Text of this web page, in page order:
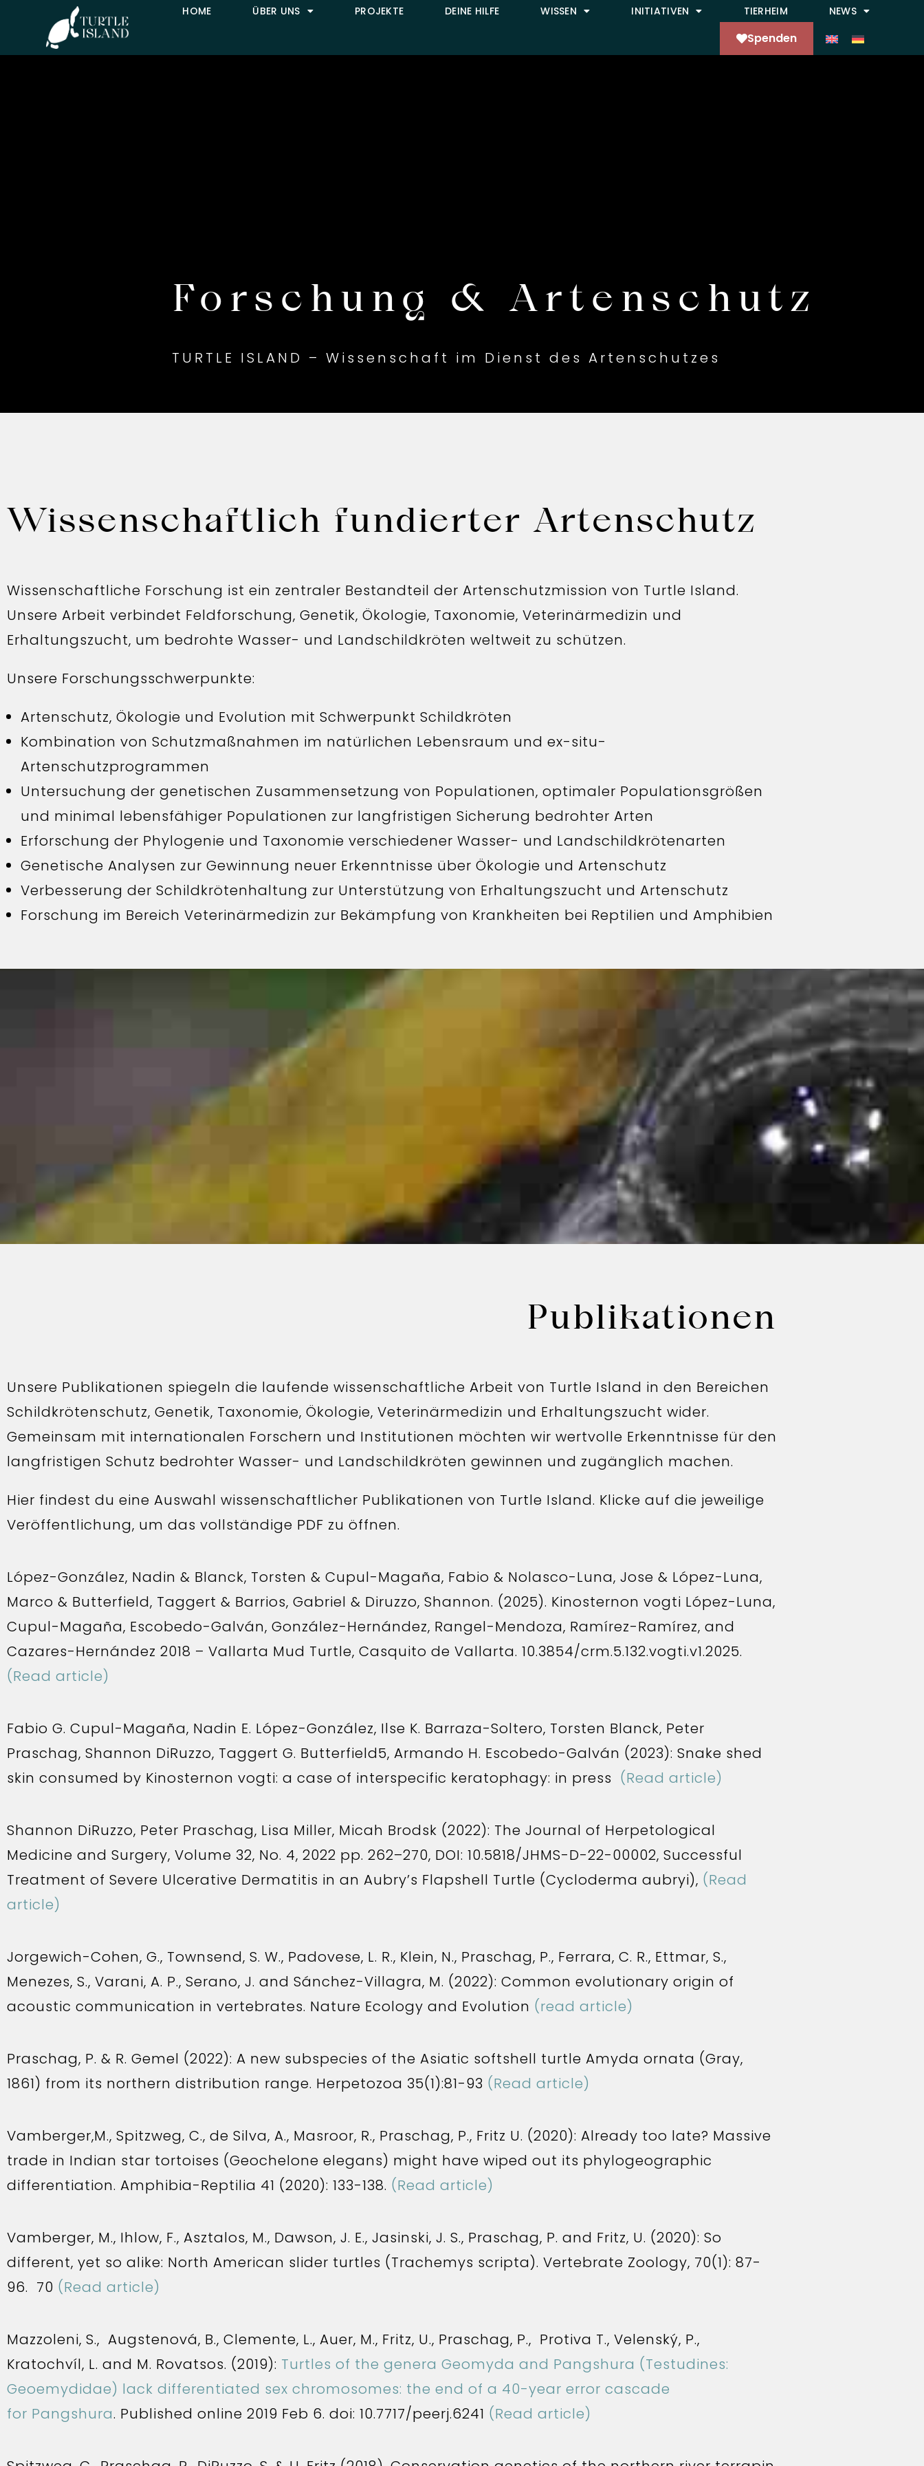
HOME ÜBER UNS PROJEKTE DEINE HILFE WISSEN INITIATIVEN TIERHEIM NEWS
Spenden
Forschung & Artenschutz
TURTLE ISLAND – Wissenschaft im Dienst des Artenschutzes
Wissenschaftlich fundierter Artenschutz
Wissenschaftliche Forschung ist ein zentraler Bestandteil der Artenschutzmission von Turtle Island.
Unsere Arbeit verbindet Feldforschung, Genetik, Ökologie, Taxonomie, Veterinärmedizin und
Erhaltungszucht, um bedrohte Wasser- und Landschildkröten weltweit zu schützen.
Unsere Forschungsschwerpunkte:
Artenschutz, Ökologie und Evolution mit Schwerpunkt Schildkröten
Kombination von Schutzmaßnahmen im natürlichen Lebensraum und ex-situ-
Artenschutzprogrammen
Untersuchung der genetischen Zusammensetzung von Populationen, optimaler Populationsgrößen
und minimal lebensfähiger Populationen zur langfristigen Sicherung bedrohter Arten
Erforschung der Phylogenie und Taxonomie verschiedener Wasser- und Landschildkrötenarten
Genetische Analysen zur Gewinnung neuer Erkenntnisse über Ökologie und Artenschutz
Verbesserung der Schildkrötenhaltung zur Unterstützung von Erhaltungszucht und Artenschutz
Forschung im Bereich Veterinärmedizin zur Bekämpfung von Krankheiten bei Reptilien und Amphibien
Publikationen
Unsere Publikationen spiegeln die laufende wissenschaftliche Arbeit von Turtle Island in den Bereichen
Schildkrötenschutz, Genetik, Taxonomie, Ökologie, Veterinärmedizin und Erhaltungszucht wider.
Gemeinsam mit internationalen Forschern und Institutionen möchten wir wertvolle Erkenntnisse für den
langfristigen Schutz bedrohter Wasser- und Landschildkröten gewinnen und zugänglich machen.
Hier findest du eine Auswahl wissenschaftlicher Publikationen von Turtle Island. Klicke auf die jeweilige
Veröffentlichung, um das vollständige PDF zu öffnen.
López-González, Nadin & Blanck, Torsten & Cupul-Magaña, Fabio & Nolasco-Luna, Jose & López-Luna,
Marco & Butterfield, Taggert & Barrios, Gabriel & Diruzzo, Shannon. (2025). Kinosternon vogti López-Luna,
Cupul-Magaña, Escobedo-Galván, González-Hernández, Rangel-Mendoza, Ramírez-Ramírez, and
Cazares-Hernández 2018 – Vallarta Mud Turtle, Casquito de Vallarta. 10.3854/crm.5.132.vogti.v1.2025.
(Read article)
Fabio G. Cupul-Magaña, Nadin E. López-González, Ilse K. Barraza-Soltero, Torsten Blanck, Peter
Praschag, Shannon DiRuzzo, Taggert G. Butterfield5, Armando H. Escobedo-Galván (2023): Snake shed
skin consumed by Kinosternon vogti: a case of interspecific keratophagy: in press (Read article)
Shannon DiRuzzo, Peter Praschag, Lisa Miller, Micah Brodsk (2022): The Journal of Herpetological
Medicine and Surgery, Volume 32, No. 4, 2022 pp. 262–270, DOI: 10.5818/JHMS-D-22-00002, Successful
Treatment of Severe Ulcerative Dermatitis in an Aubry’s Flapshell Turtle (Cycloderma aubryi), (Read
article)
Jorgewich-Cohen, G., Townsend, S. W., Padovese, L. R., Klein, N., Praschag, P., Ferrara, C. R., Ettmar, S.,
Menezes, S., Varani, A. P., Serano, J. and Sánchez-Villagra, M. (2022): Common evolutionary origin of
acoustic communication in vertebrates. Nature Ecology and Evolution (read article)
Praschag, P. & R. Gemel (2022): A new subspecies of the Asiatic softshell turtle Amyda ornata (Gray,
1861) from its northern distribution range. Herpetozoa 35(1):81-93 (Read article)
Vamberger,M., Spitzweg, C., de Silva, A., Masroor, R., Praschag, P., Fritz U. (2020): Already too late? Massive
trade in Indian star tortoises (Geochelone elegans) might have wiped out its phylogeographic
differentiation. Amphibia-Reptilia 41 (2020): 133-138. (Read article)
Vamberger, M., Ihlow, F., Asztalos, M., Dawson, J. E., Jasinski, J. S., Praschag, P. and Fritz, U. (2020): So
different, yet so alike: North American slider turtles (Trachemys scripta). Vertebrate Zoology, 70(1): 87-
96. 70 (Read article)
Mazzoleni, S., Augstenová, B., Clemente, L., Auer, M., Fritz, U., Praschag, P., Protiva T., Velenský, P.,
Kratochvíl, L. and M. Rovatsos. (2019): Turtles of the genera Geomyda and Pangshura (Testudines:
Geoemydidae) lack differentiated sex chromosomes: the end of a 40-year error cascade
for Pangshura. Published online 2019 Feb 6. doi: 10.7717/peerj.6241 (Read article)